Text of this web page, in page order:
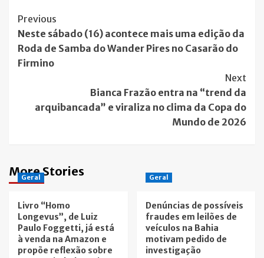
Post
Navigation
Previous
Neste sábado (16) acontece mais uma edição da
Roda de Samba do Wander Pires no Casarão do
Firmino
Next
Bianca Frazão entra na “trend da
arquibancada” e viraliza no clima da Copa do
Mundo de 2026
More Stories
Geral
Livro “Homo
Longevus”, de Luiz
Paulo Foggetti, já está
à venda na Amazon e
propõe reflexão sobre
Geral
Denúncias de possíveis
fraudes em leilões de
veículos na Bahia
motivam pedido de
investigação